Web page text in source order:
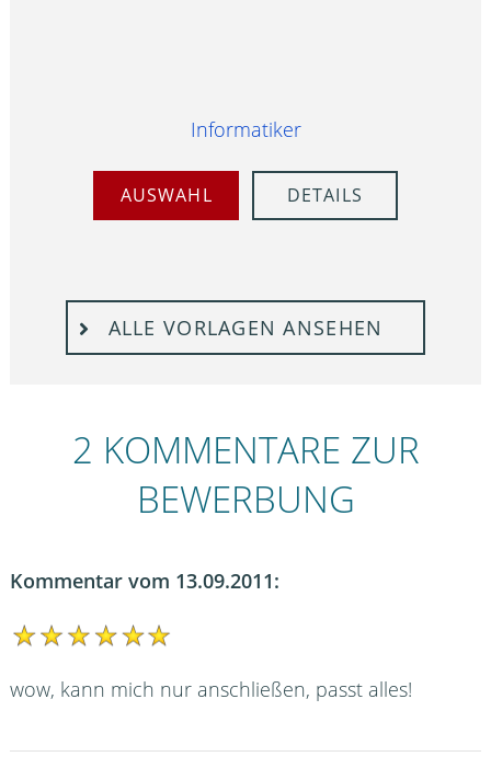
Informatiker
AUSWAHL DETAILS
ALLE VORLAGEN ANSEHEN
2 KOMMENTARE ZUR
BEWERBUNG
Kommentar vom 13.09.2011:
wow, kann mich nur anschließen, passt alles!